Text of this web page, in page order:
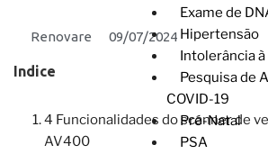
Exame de
Hipertensão
Intolerância
Pesquisa de
COVID-19
Pré-Natal
PSA
Renovare 09/07/2024
Indice
4 Funcionalidades do scanner de
AV400